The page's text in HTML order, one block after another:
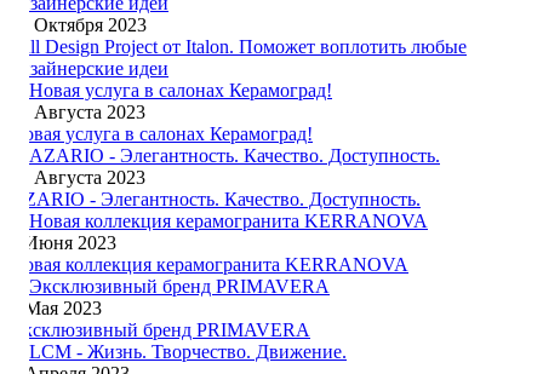
13 Октября 2023
Full Design Project от Italon. Поможет воплотить любые
дизайнерские идеи
16 Августа 2023
Новая услуга в салонах Керамоград!
10 Августа 2023
AZARIO - Элегантность. Качество. Доступность.
8 Июня 2023
Новая коллекция керамогранита KERRANOVA
7 Мая 2023
Эксклюзивный бренд PRIMAVERA